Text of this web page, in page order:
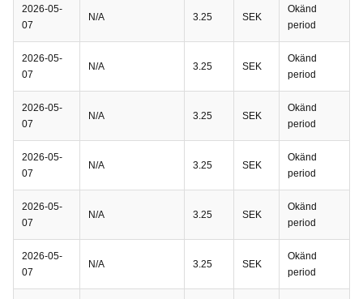
2026-05-
07
N/A 3.25 SEK
Okänd
period
2026-05-
07
N/A 3.25 SEK
Okänd
period
2026-05-
07
N/A 3.25 SEK
Okänd
period
2026-05-
07
N/A 3.25 SEK
Okänd
period
2026-05-
07
N/A 3.25 SEK
Okänd
period
2026-05-
07
N/A 3.25 SEK
Okänd
period